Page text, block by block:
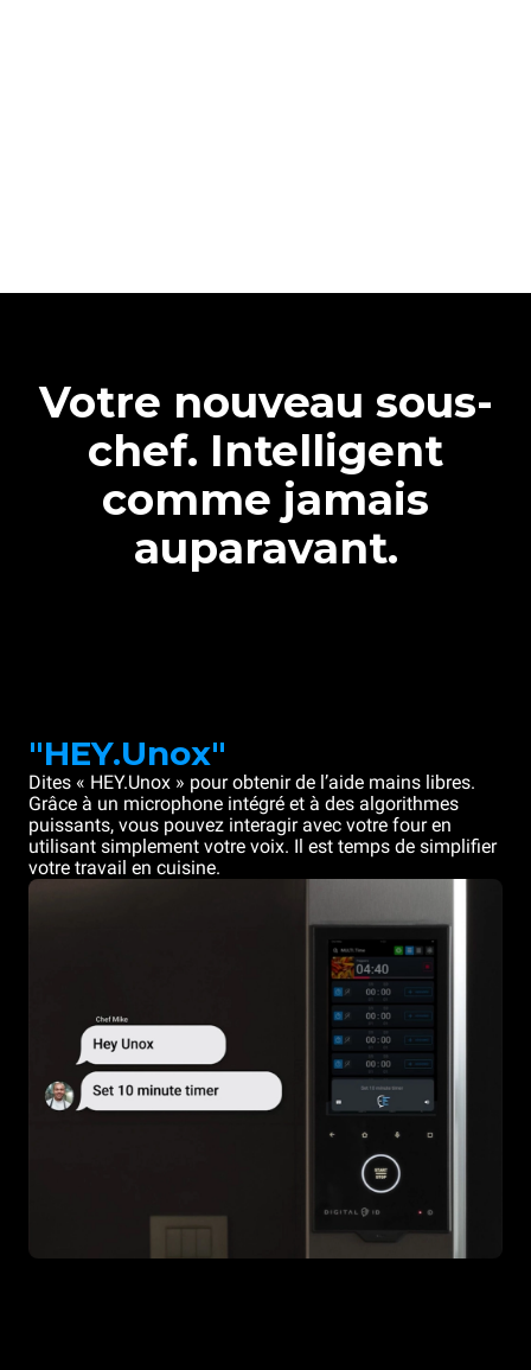
Votre nouveau sous-
chef. Intelligent
comme jamais
auparavant.
"HEY.Unox"
Dites « HEY.Unox » pour obtenir de l’aide mains libres.
Grâce à un microphone intégré et à des algorithmes
puissants, vous pouvez interagir avec votre four en
utilisant simplement votre voix. Il est temps de simplifier
votre travail en cuisine.